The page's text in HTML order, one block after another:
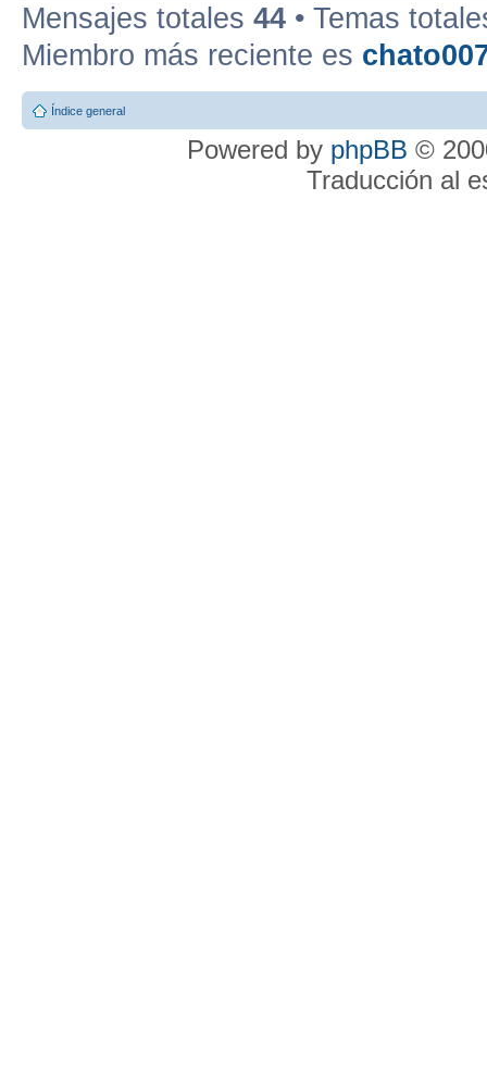
Mensajes totales 44 • Temas
Miembro más reciente es
Índice general
Powered by phpBB ©
Traducción al